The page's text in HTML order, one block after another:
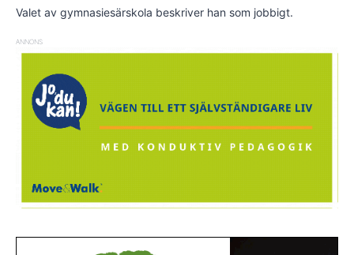
Valet av gymnasiesärskola beskriver han som jobbigt.
ANNONS